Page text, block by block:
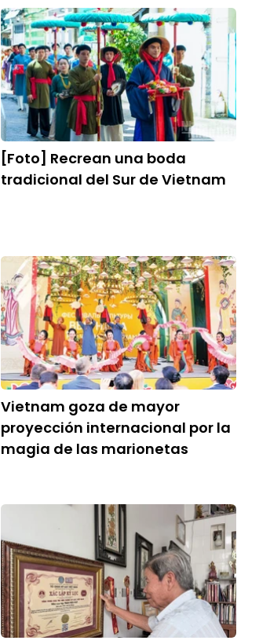
[Foto] Recrean una boda
tradicional del Sur de Vietnam
Vietnam goza de mayor
proyección internacional por la
magia de las marionetas